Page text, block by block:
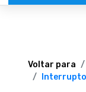
TERMOS E
Voltar para